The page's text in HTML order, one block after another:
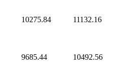
10275.84 11132.16
9685.44 10492.56